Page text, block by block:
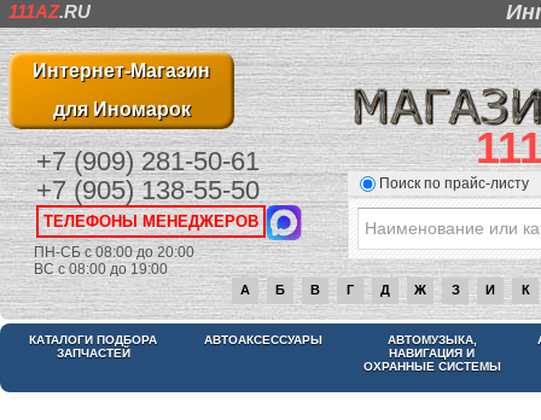
111AZ.RU
Интернет-Магазин
для Иномарок
+7 (909) 281-50-61
+7 (905) 138-55-50
ТЕЛЕФОНЫ МЕНЕДЖЕРОВ
ПН-СБ с 08:00 до 20:00
ВС с 08:00 до 19:00
Поиск по прайс-листу
А Б В Г Д Ж З И К
КАТАЛОГИ ПОДБОРА
ЗАПЧАСТЕЙ
АВТОАКСЕССУАРЫ
АВТОМУЗЫКА,
НАВИГАЦИЯ И
ОХРАННЫЕ СИСТЕМЫ